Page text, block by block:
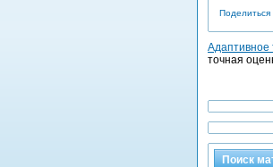
Поделиться
Адаптивное
точная
Поиск